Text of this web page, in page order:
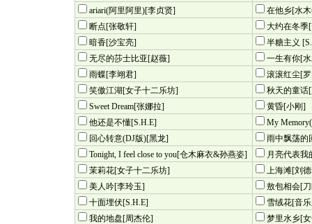
ariari(阿里阿里)[李贞贤]
在他乡[水
断点[张敬轩]
大约在冬季
暗香[沙宝亮]
半糖主义
无尽的莎士比亚[赵薇]
一生有你[
雨蝶[李翊君]
滚滚红尘[
笑傲江湖[女子十二乐坊]
秋天的童话
Sweet Dream[张娜拉]
黄昏[小刚]
他还是不懂[S.H.E]
My
回心转意(DJ版)[黑龙]
雨中飘荡的
Tonight, I feel close to you[仓木麻衣&孙燕姿]
月亮代表我
茉莉花[女子十二乐坊]
上海滩[刘
美人吟[李玲玉]
敖包相会[
十面埋伏[S.H.E]
雪绒花[音
我的地盘[周杰伦]
梦里水乡[